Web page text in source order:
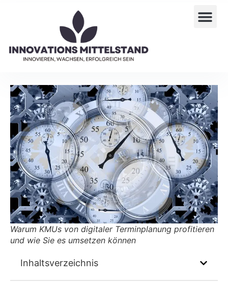
Warum KMUs von digitaler Terminplanung profitieren
und wie Sie es umsetzen können
Inhaltsverzeichnis